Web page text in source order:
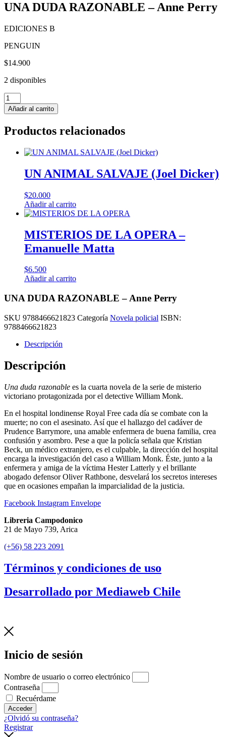
UNA DUDA RAZONABLE – Anne Perry
EDICIONES B
PENGUIN
$14.900
2 disponibles
UNA
DUDA
RAZONABLE
Anne
cantidad
Añadir al carrito
Productos relacionados
UN ANIMAL SALVAJE (Joel Dicker)
$20.000
Añadir al carrito
MISTERIOS DE LA OPERA –
Emanuelle Matta
$6.500
Añadir al carrito
UNA DUDA RAZONABLE – Anne Perry
SKU 9788466621823 Categoría Novela policial ISBN:
9788466621823
Descripción
Descripción
Una duda razonable es la cuarta novela de la serie de misterio
victoriano protagonizada por el detective William Monk.
En el hospital londinense Royal Free cada día se combate con la
muerte; no con el asesinato. Así que el hallazgo del cadáver de
Prudence Barrymore, una amable enfermera de buena familia, crea
confusión y asombro. Pese a que la policía señala que Kristian
Beck, un médico extranjero, es el culpable, la dirección del hospital
encarga la investigación del caso a William Monk. Éste, junto a la
enfermera y amiga de la víctima Hester Latterly y el brillante
abogado defensor Oliver Rathbone, desvelará los secretos intereses
que en ocasiones empañan la imparcialidad de la justicia.
Facebook Instagram Envelope
Libreria Campodonico
21 de Mayo 739, Arica
(+56) 58 223 2091
Términos y condiciones de uso
Desarrollado por Mediaweb Chile
Inicio de sesión
Nombre de usuario o correo electrónico
Contraseña
Recuérdame
Acceder
¿Olvidó su contraseña?
Registrar